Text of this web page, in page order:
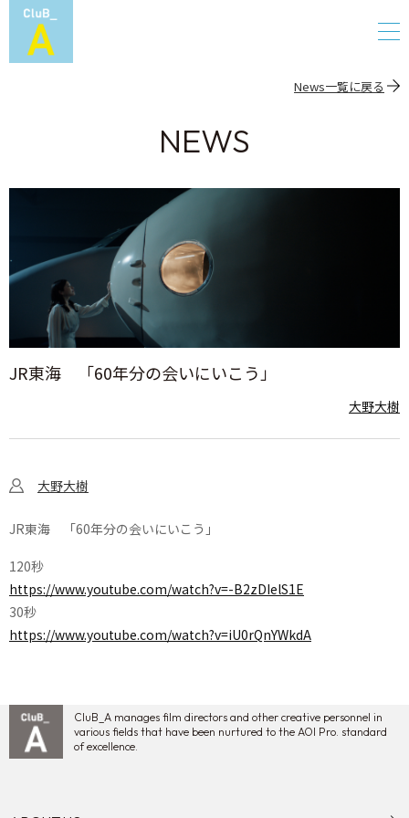
News一覧に戻る
NEWS
JR東海 「60年分の会いにいこう」
大野大樹
大野大樹
JR東海 「60年分の会いにいこう」
120秒
https://www.youtube.com/watch?v=-B2zDIelS1E
30秒
https://www.youtube.com/watch?v=iU0rQnYWkdA
CluB_A manages film directors and other creative personnel in
various fields that have been nurtured to the AOI Pro. standard
of excellence.